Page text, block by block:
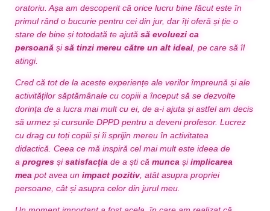
oratoriu. Așa am descoperit că orice lucru bine făcut este în
primul rând o bucurie pentru cei din jur, dar îți oferă și ție o
stare de bine și totodată te ajută să evoluezi ca
persoană șisă tinzi mereu către un alt ideal , pe care să îl
atingi.
Cred că tot de la aceste experiențe ale verilor împreună și ale
activităților săptămânale cu copiii a început să se dezvolte
dorința de a lucra mai mult cu ei, de a-i ajuta și astfel am decis
să urmez și cursurile DPPD pentru a deveni profesor. Lucrez
cu drag cu toți copiii și îi sprijin mereu în activitatea
didactică. Ceea ce mă inspiră cel mai mult este ideea de
a progres șisatisfacția de a ști că munca șiimplicarea
mea pot avea un impact pozitiv, atât asupra propriei
persoane, cât și asupra celor din jurul meu.